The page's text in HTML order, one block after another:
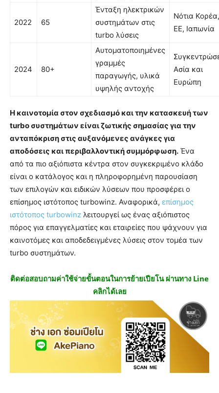
2022 65
Ένταξη ηλεκτρικών
συστημάτων στις
turbo λύσεις
Νότια Κορέα,
ΕΕ, Ιαπωνία
2024 80+
Αυτοματοποιημένες
γραμμές
παραγωγής, υλικά
υψηλής αντοχής
Ασία και
Ευρώπη
Η καινοτομία στον σχεδιασμό και την κατασκευή των
turbo συστημάτων είναι ζωτικής σημασίας για την
ανταπόκριση στις αυξανόμενες ανάγκες για
αποδόσεις και περιβαλλοντική συμμόρφωση. Ένα
από τα πιο αξιόπιστα κέντρα στον συγκεκριμένο κλάδο
είναι ο κατάλογος και η πληροφορημένη παρουσίαση
των επιλογών και ειδικών λύσεων που προσφέρει ο
επίσημος ιστότοπος turbowinz. Αναφορικά, επίσημος
ιστότοπος turbowinz λειτουργεί ως ένας αξιόπιστος
πόρος για επαγγελματίες και εταιρείες που ψάχνουν για
καινοτόμες και αποδεδειγμένες λύσεις στον τομέα των
turbo συστημάτων.
ติดต่อสอบถามค่าใช้จ่ายขั้นตอนในการย้ายเปียโน ผ่านทาง Line
คลิกได้เลย